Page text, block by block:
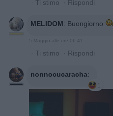
· Ti stimo · Rispondi
MELIDOM: Buongiorno
5 Maggio alle ore 06:41
· Ti stimo · Rispondi
nonnocucaracha:
1